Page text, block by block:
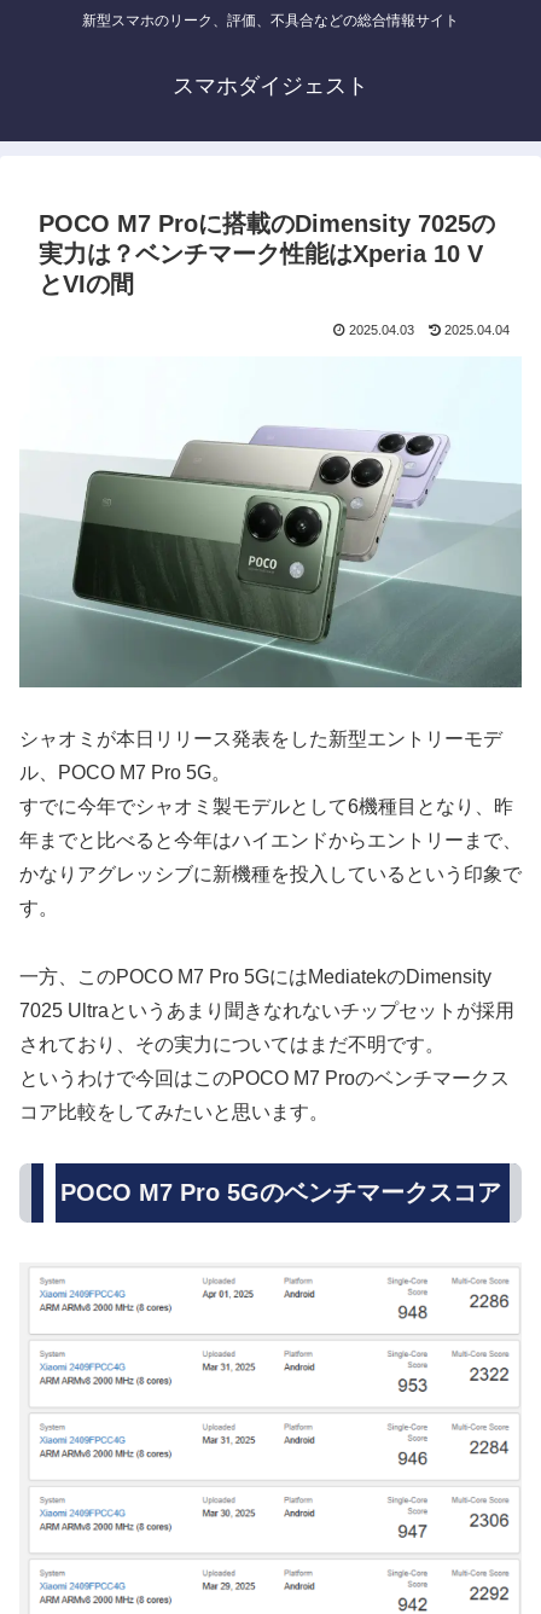
新型スマホのリーク、評価、不具合などの総合情報サイト
スマホダイジェスト
POCO M7 Proに搭載のDimensity 7025の
実力は？ベンチマーク性能はXperia 10 V
とVIの間
2025.04.03 2025.04.04
シャオミが本日リリース発表をした新型エントリーモデ
ル、POCO M7 Pro 5G。
すでに今年でシャオミ製モデルとして6機種目となり、昨
年までと比べると今年はハイエンドからエントリーまで、
かなりアグレッシブに新機種を投入しているという印象で
す。
一方、このPOCO M7 Pro 5GにはMediatekのDimensity
7025 Ultraというあまり聞きなれないチップセットが採用
されており、その実力についてはまだ不明です。
というわけで今回はこのPOCO M7 Proのベンチマークス
コア比較をしてみたいと思います。
POCO M7 Pro 5Gのベンチマークスコア